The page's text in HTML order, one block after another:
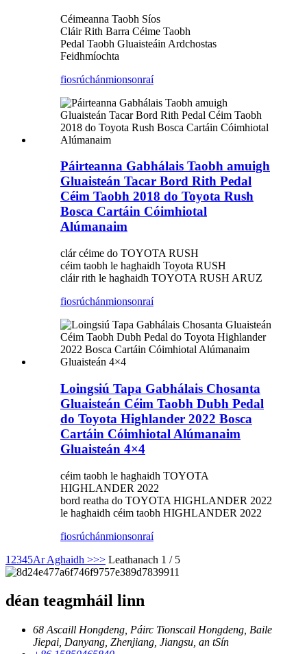
Céimeanna Taobh Síos
Cláir Rith Barra Céime Taobh
Pedal Taobh Gluaisteáin Ardchostas
Feidhmíochta
fiosrúchánmionsonraí
Páirteanna Gabhálais Taobh amuigh
Gluaisteán Tacar Bord Rith Pedal
Céim Taobh 2018 do Toyota Rush
Bosca Cartáin Cóimhiotal
Alúmanaim
clár céime do TOYOTA RUSH
céim taobh le haghaidh Toyota RUSH
cláir rith le haghaidh TOYOTA RUSH ARUZ
fiosrúchánmionsonraí
Loingsiú Tapa Gabhálais Chosanta
Gluaisteán Céim Taobh Dubh Pedal
do Toyota Highlander 2022 Bosca
Cartáin Cóimhiotal Alúmanaim
Gluaisteán 4×4
céim taobh le haghaidh TOYOTA
HIGHLANDER 2022
bord reatha do TOYOTA HIGHLANDER 2022
le haghaidh céim taobh HIGHLANDER 2022
fiosrúchánmionsonraí
1 2345Ar Aghaidh >>> Leathanach 1 / 5
déan teagmháil linn
68 Ascaill Hongdeng, Páirc Tionscail Hongdeng, Baile
Jiepai, Danyang, Zhenjiang, Jiangsu, an tSín